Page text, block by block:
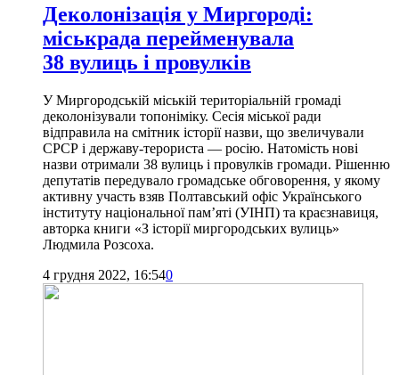
Деколонізація у Миргороді:
міськрада перейменувала
38 вулиць і провулків
У Миргородській міській територіальній громаді
деколонізували топоніміку. Сесія міської ради
відправила на смітник історії назви, що звеличували
СРСР і державу-терориста — росію. Натомість нові
назви отримали 38 вулиць і провулків громади. Рішенню
депутатів передувало громадське обговорення, у якому
активну участь взяв Полтавський офіс Українського
інституту національної пам’яті (УІНП) та краєзнавиця,
авторка книги «З історії миргородських вулиць»
Людмила Розсоха.
4 грудня 2022, 16:540